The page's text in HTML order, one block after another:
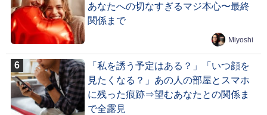
あなたへの切なすぎるマジ本心〜最終
関係まで
Miyoshi
「私を誘う予定はある？」「いつ顔を
見たくなる？」あの人の部屋とスマホ
に残った痕跡⇒望むあなたとの関係ま
で全露見